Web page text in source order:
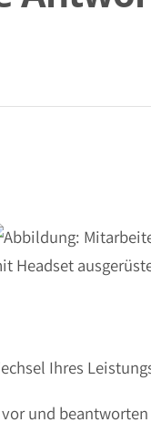
Ihres
und beantworten